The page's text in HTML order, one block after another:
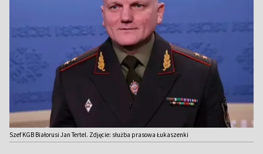
Szef KGB Białorusi Jan Tertel. Zdjęcie: służba prasowa Łukaszenki